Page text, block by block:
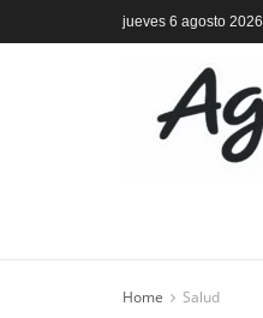
jueves 6 agosto 2026
Home Salud